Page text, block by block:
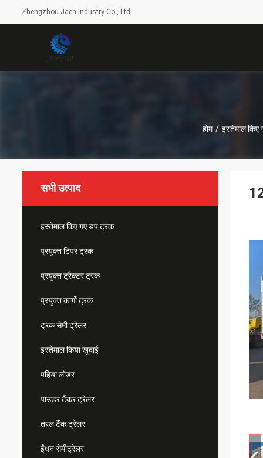
Zhengzhou Jaen Industry Co., Ltd
होम / इस्तेमाल किए
सभी उत्पाद
इस्तेमाल किए गए डंप ट्रक
प्रयुक्त टिपर ट्रक
प्रयुक्त ट्रैक्टर ट्रक
प्रयुक्त कार्गो ट्रक
ट्रक सेमी ट्रेलर
इस्तेमाल किया खुदाई
पहिया लोडर
पाउडर टैंकर ट्रेलर
तरल टैंक ट्रेलर
ईंधन सेमीट्रेलर